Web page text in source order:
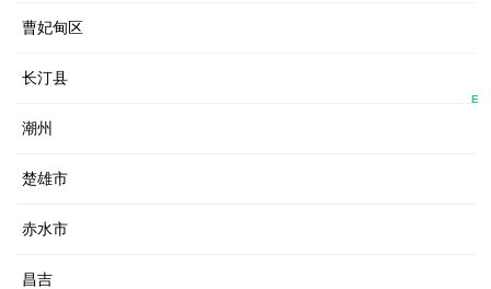
曹妃甸区
长汀县
潮州
楚雄市
赤水市
昌吉
E